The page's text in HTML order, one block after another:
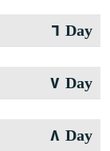
Day ٦
Day ٧
Day ٨